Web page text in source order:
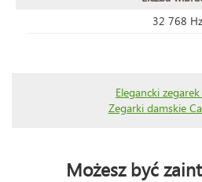
32 768 Hz
Elegancki
Zegarki damskie
Możesz być